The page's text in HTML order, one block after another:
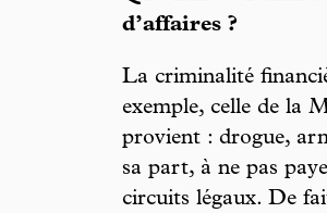
d’affaires ?
La criminalité
exemple, celle de la
provient : drogue,
sa part, à ne pas
circuits légaux. De